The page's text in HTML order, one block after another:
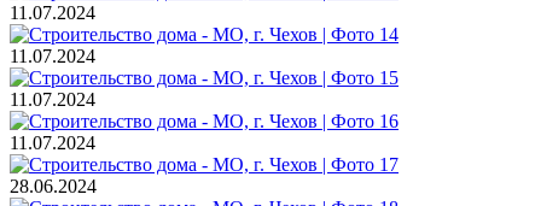
11.07.2024
11.07.2024
11.07.2024
11.07.2024
28.06.2024